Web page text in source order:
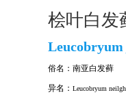
桧叶白发
Leucobryum
俗名： 南亚白发藓
异名： Leucobryum